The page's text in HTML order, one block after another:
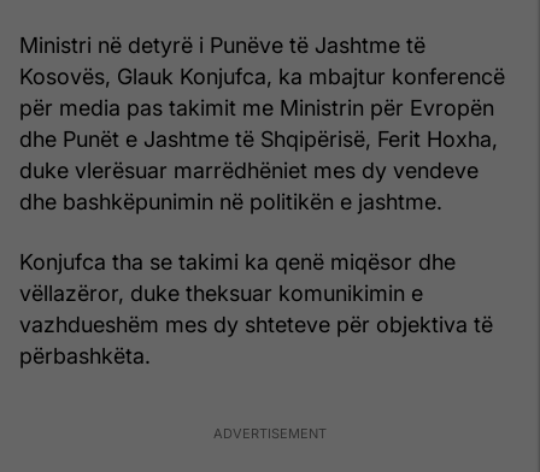
Ministri në detyrë i Punëve të Jashtme të
Kosovës, Glauk Konjufca, ka mbajtur konferencë
për media pas takimit me Ministrin për Evropën
dhe Punët e Jashtme të Shqipërisë, Ferit Hoxha,
duke vlerësuar marrëdhëniet mes dy vendeve
dhe bashkëpunimin në politikën e jashtme.
Konjufca tha se takimi ka qenë miqësor dhe
vëllazëror, duke theksuar komunikimin e
vazhdueshëm mes dy shteteve për objektiva të
përbashkëta.